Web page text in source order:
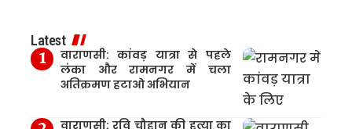
Latest
वाराणसी: कांवड़ यात्रा से पहले
लंका और रामनगर में चला
अतिक्रमण हटाओ अभियान
वाराणसी: रवि चौहान की हत्या का